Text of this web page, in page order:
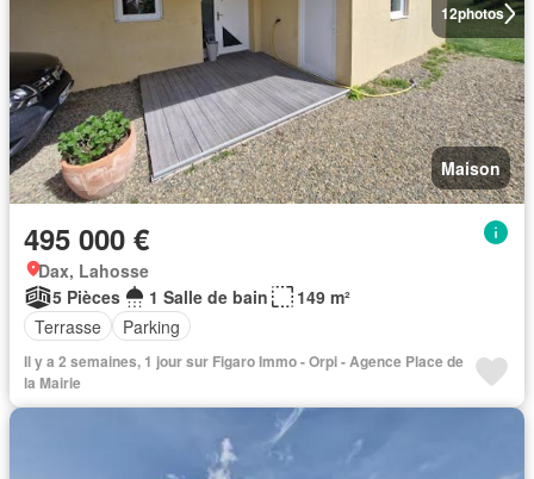
12photos
Maison
495 000 €
Dax, Lahosse
5 Pièces
1 Salle de bain
149 m²
Terrasse
Parking
Il y a 2 semaines, 1 jour sur Figaro Immo - Orpi - Agence Place de
la Mairie